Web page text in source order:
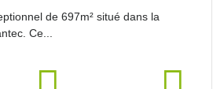
de 697m² situé dans la
Ce...